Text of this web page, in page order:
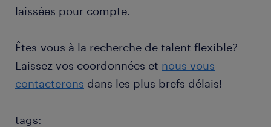
laissées pour compte.
Êtes-vous à la recherche de talent flexible?
Laissez vos coordonnées et nous vous
contacterons dans les plus brefs délais!
tags: